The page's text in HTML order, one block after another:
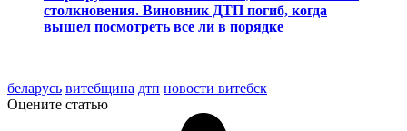
столкновения. Виновник ДТП погиб, когда
вышел посмотреть все ли в порядке
беларусь витебщина дтп новости витебск
Оцените статью